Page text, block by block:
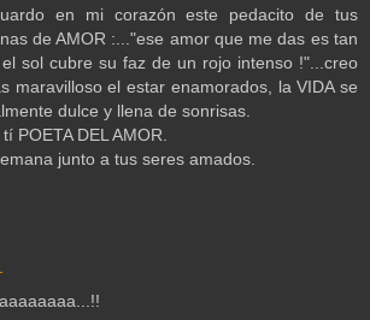
en mi corazón este pedacito de tus
de AMOR :..."ese amor que me das es tan
el sol cubre su faz de un rojo intenso !"...creo
maravilloso el estar enamorados, la VIDA se
dulce y llena de sonrisas.
POETA DEL AMOR.
junto a tus seres amados.